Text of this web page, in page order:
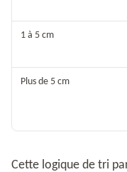
1 à 5 cm
Plus de 5 cm
Cette logique de tri